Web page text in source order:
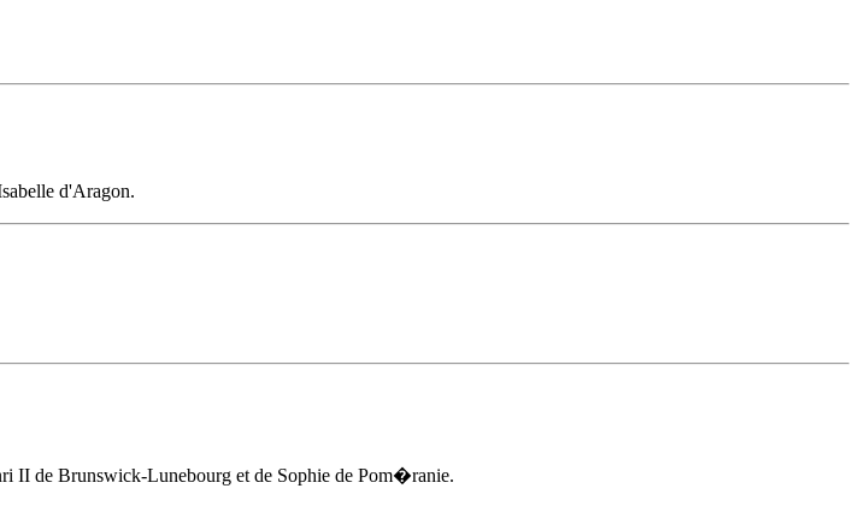
d'Aragon.
II de Brunswick-Lunebourg et de Sophie de Pom�ranie.